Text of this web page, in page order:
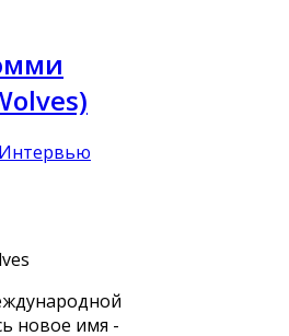
Интервью
новое имя -